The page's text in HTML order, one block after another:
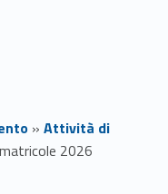
» Attività di
2026